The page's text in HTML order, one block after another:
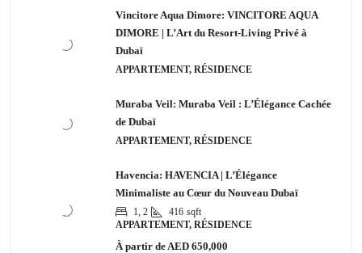
Vincitore Aqua Dimore: VINCITORE AQUA
DIMORE | L’Art du Resort-Living Privé à
Dubaï
APPARTEMENT, RÉSIDENCE
Muraba Veil: Muraba Veil : L’Élégance Cachée
de Dubaï
APPARTEMENT, RÉSIDENCE
Havencia: HAVENCIA | L’Élégance
Minimaliste au Cœur du Nouveau Dubaï
1, 2 416 sqft
APPARTEMENT, RÉSIDENCE
À partir de AED 650,000